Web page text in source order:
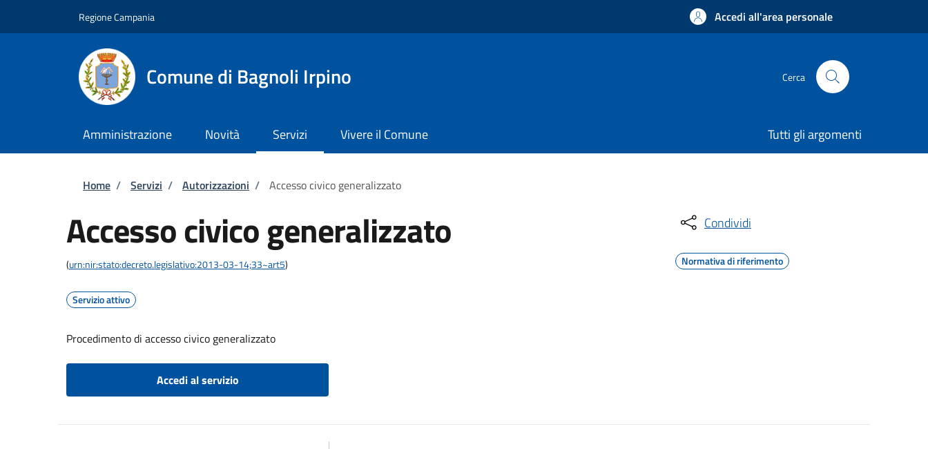
Regione Campania Accedi all'area personale
Comune di Bagnoli Irpino Cerca
Amministrazione Novità Servizi Vivere il Comune Tutti gli argomenti
Briciole di pane
Home / Servizi / Autorizzazioni / Accesso civico generalizzato
Accesso civico generalizzato
(urn:nir:stato:decreto.legislativo:2013-03-14;33~art5)
Servizio attivo
Procedimento di accesso civico generalizzato
Accedi al servizio
Condividi
Normativa di riferimento